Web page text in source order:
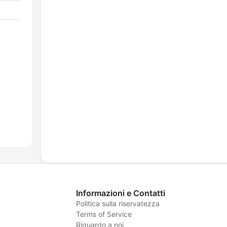
Informazioni e Contatti
Politica sulla riservatezza
Terms of Service
Riguardo a noi